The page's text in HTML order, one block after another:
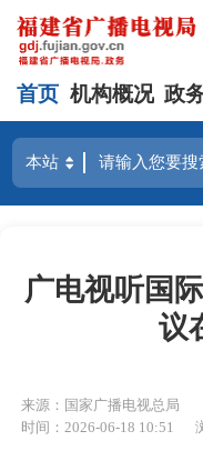
首页 机构概况 政
广电视听国
议
来源：国家广播电视总局
时间：2026-06-18 10:51